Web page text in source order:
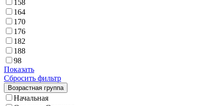
158
164
170
176
182
188
98
Показать
Сбросить фильтр
Возрастная группа
Начальная